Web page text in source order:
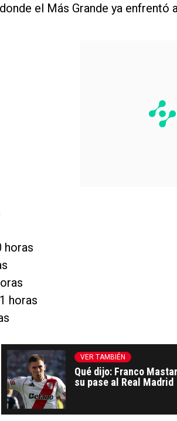
el Más Grande ya enfrentó
horas
horas
VER TAMBIÉN
Qué dijo: Franco
su pase al Real Madrid